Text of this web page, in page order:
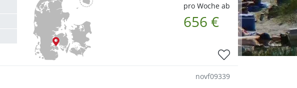
pro Woche ab
656 €
novf09339